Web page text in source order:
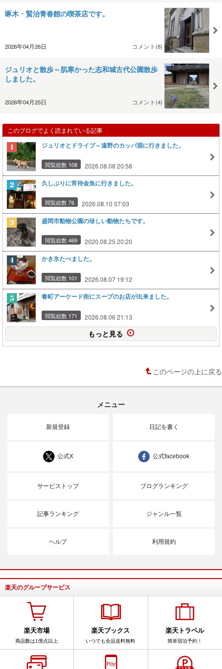
啄木・賢治青春館の喫茶店です。
2026年04月26日 コメント(8)
ジュリオと散歩～肌寒かった志和城古代公園散歩
しました。
2026年04月25日 コメント(4)
このブログでよく読まれている記事
ジュリオとドライブ～遠野のカッパ淵に行きました。
閲覧総数 108 2026.08.08 20:58
久しぶりに宵待金魚に行きました。
閲覧総数 76 2026.08.10 07:03
盛岡市動物公園の珍しい動物たちです。
閲覧総数 469 2020.08.25 20:20
かき氷たべました。
閲覧総数 101 2026.08.07 19:12
肴町アーケード街にスープのお店が出来ました。
閲覧総数 171 2026.08.06 21:13
もっと見る
このページの上に戻る
メニュー
新規登録 日記を書く
公式X 公式facebook
サービストップ ブログランキング
記事ランキング ジャンル一覧
ヘルプ 利用規約
楽天のグループサービス
楽天市場
商品数は1億点以上
楽天ブックス
いつでも全品送料無料
楽天トラベル
簡単宿泊予約！